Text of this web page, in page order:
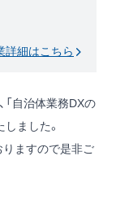
詳細はこちら
自治体業務DXの
ました。
ますので是非ご